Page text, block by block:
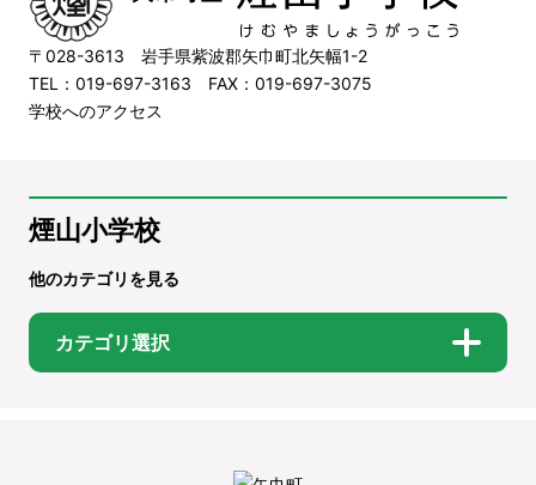
〒028-3613 岩手県紫波郡矢巾町北矢幅1-2
TEL：019-697-3163 FAX：019-697-3075
学校へのアクセス
煙山小学校
他のカテゴリを見る
カテゴリ選択